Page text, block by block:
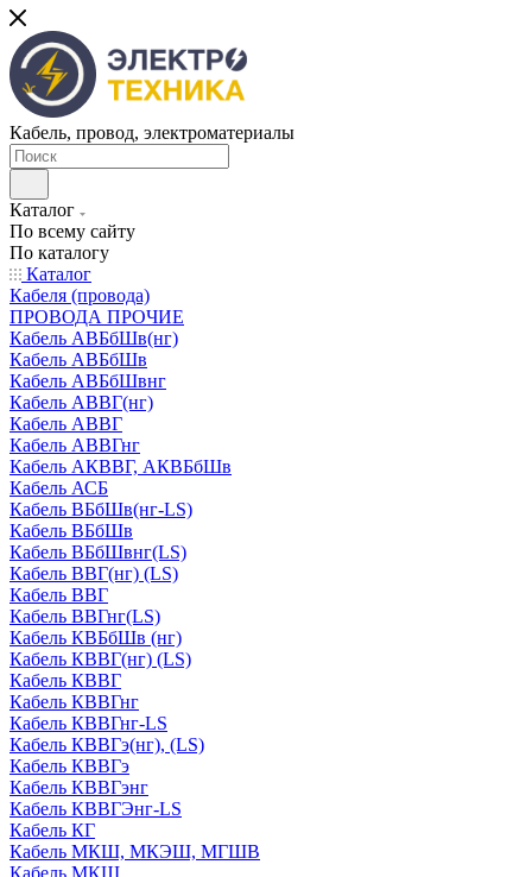
Кабель, провод, электроматериалы
Каталог
По всему сайту
По каталогу
Каталог
Кабеля (провода)
ПРОВОДА ПРОЧИЕ
Кабель АВБбШв(нг)
Кабель АВБбШв
Кабель АВБбШвнг
Кабель АВВГ(нг)
Кабель АВВГ
Кабель АВВГнг
Кабель АКВВГ, АКВБбШв
Кабель АСБ
Кабель ВБбШв(нг-LS)
Кабель ВБбШв
Кабель ВБбШвнг(LS)
Кабель ВВГ(нг) (LS)
Кабель ВВГ
Кабель ВВГнг(LS)
Кабель КВБбШв (нг)
Кабель КВВГ(нг) (LS)
Кабель КВВГ
Кабель КВВГнг
Кабель КВВГнг-LS
Кабель КВВГэ(нг), (LS)
Кабель КВВГэ
Кабель КВВГэнг
Кабель КВВГЭнг-LS
Кабель КГ
Кабель МКШ, МКЭШ, МГШВ
Кабель МКШ